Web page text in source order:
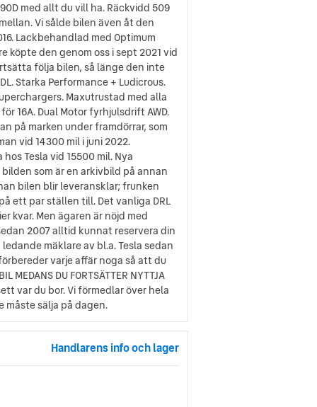
med allt du vill ha. Räckvidd 509
Vi sålde bilen även åt den
Lackbehandlad med Optimum
köpte den genom oss i sept 2021 vid
följa bilen, så länge den inte
Starka Performance + Ludicrous.
Maxutrustad med alla
16A. Dual Motor fyrhjulsdrift AWD.
på marken under framdörrar, som
vid 14300 mil i juni 2022.
Tesla vid 15500 mil. Nya
som är en arkivbild på annan
bilen blir leveransklar; frunken
ett par ställen till. Det vanliga DRL
kvar. Men ägaren är nöjd med
2007 alltid kunnat reservera din
mäklare av bl.a. Tesla sedan
varje affär noga så att du
MEDANS DU FORTSÄTTER NYTTJA
var du bor. Vi förmedlar över hela
måste sälja på dagen.
Handlarens info och lager